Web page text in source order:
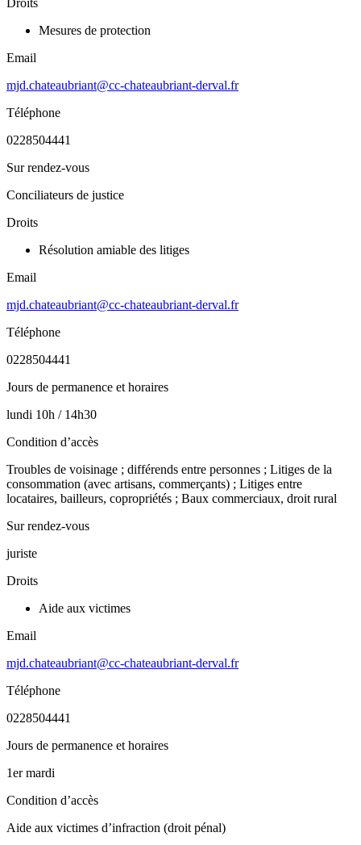
Mesures de protection
Email
mjd.chateaubriant@cc-chateaubriant-derval.fr
Téléphone
0228504441
Sur rendez-vous
Conciliateurs de justice
Droits
Résolution amiable des litiges
Email
mjd.chateaubriant@cc-chateaubriant-derval.fr
Téléphone
0228504441
Jours de permanence et horaires
lundi 10h / 14h30
Condition d’accès
Troubles de voisinage ; différends entre personnes ; Litiges de la
consommation (avec artisans, commerçants) ; Litiges entre
locataires, bailleurs, copropriétés ; Baux commerciaux, droit rural
Sur rendez-vous
juriste
Droits
Aide aux victimes
Email
mjd.chateaubriant@cc-chateaubriant-derval.fr
Téléphone
0228504441
Jours de permanence et horaires
1er mardi
Condition d’accès
Aide aux victimes d’infraction (droit pénal)